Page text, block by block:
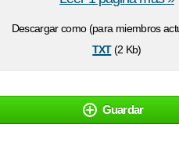
Descargar como (para miembros
txt(2 Kb)
Guardar